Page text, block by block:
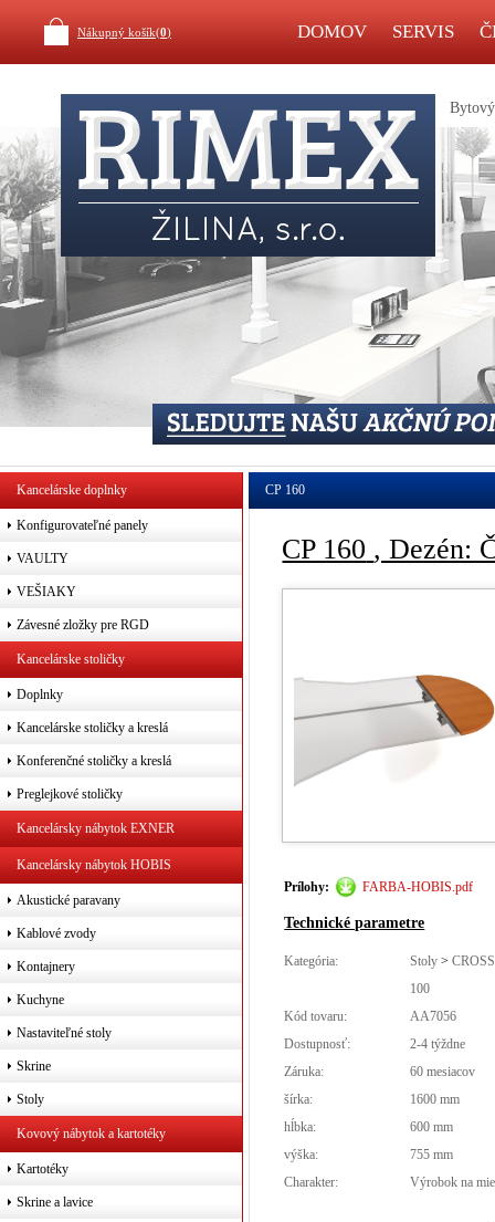
Nákupný košík(0) DOMOV SERVIS
Bytový
Kancelárske doplnky
Konfigurovateľné panely
VAULTY
VEŠIAKY
Závesné zložky pre RGD
Kancelárske stoličky
Doplnky
Kancelárske stoličky a kreslá
Konferenčné stoličky a kreslá
Preglejkové stoličky
Kancelársky nábytok EXNER
Kancelársky nábytok HOBIS
Akustické paravany
Kablové zvody
Kontajnery
Kuchyne
Nastaviteľné stoly
Skrine
Stoly
Kovový nábytok a kartotéky
Kartotéky
Skrine a lavice
CP 160
CP 160 , Dezén:
Prílohy: FARBA-HOBIS.pdf
Technické parametre
Kategória: Stoly> CROSS
100
Kód tovaru:
AA7056
Dostupnosť:
2-4 týždne
Záruka:
60 mesiacov
šírka:
1600 mm
hĺbka:
600 mm
výška:
755 mm
Charakter:
Výrobok na